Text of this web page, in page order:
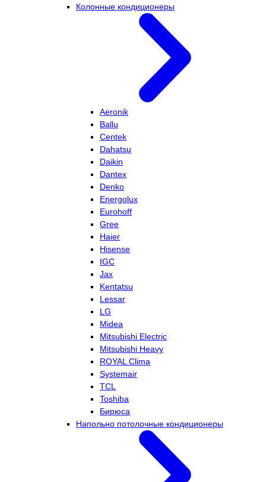
Колонные кондиционеры
Aeronik
Ballu
Centek
Dahatsu
Daikin
Dantex
Denko
Energolux
Eurohoff
Gree
Haier
Hisense
IGC
Jax
Kentatsu
Lessar
LG
Midea
Mitsubishi Electric
Mitsubishi Heavy
ROYAL Clima
Systemair
TCL
Toshiba
Бирюса
Напольно потолочные кондиционеры